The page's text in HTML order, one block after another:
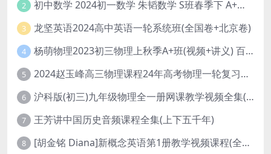
2 初中数学 2024初一数学 朱韬数学 S班春季下 A+班春季下 百度云网盘
3 龙坚英语2024高中英语一轮系统班(全国卷+北京卷)
4 杨萌物理2023初三物理上秋季A+班(视频+讲义) 百度网盘分享
5 2024赵玉峰高三物理课程24年高考物理一轮复习网课教程
6 沪科版(初三)九年级物理全一册网课教学视频全集(录播版 杜春雨 66讲)
7 王芳讲中国历史音频课程全集(上下五千年)
8 [胡金铭 Diana]新概念英语第1册教学视频课程(全集 百度网盘下载)